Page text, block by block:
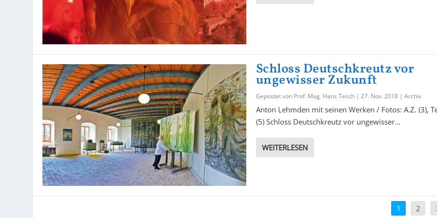
Schloss Deutschkreutz vor
ungewisser Zukunft
Gepostet von Prof. Mag. Hans Tesch| 27. Nov. 2018| Archiv
Anton Lehmden mit seinen Werken / Fotos: A.Z. (3),
(5) Schloss Deutschkreutz vor ungewisser...
WEITERLESEN
1 2